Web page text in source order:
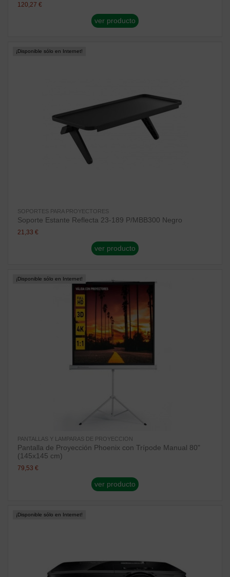
120,27 €
ver producto
¡Disponible sólo en Internet!
SOPORTES PARA PROYECTORES
Soporte Estante Reflecta 23-189 P/MBB300 Negro
21,33 €
ver producto
¡Disponible sólo en Internet!
PANTALLAS Y LAMPARAS DE PROYECCION
Pantalla de Proyección Phoenix con Trípode Manual 80"
(145x145 cm)
79,53 €
ver producto
¡Disponible sólo en Internet!